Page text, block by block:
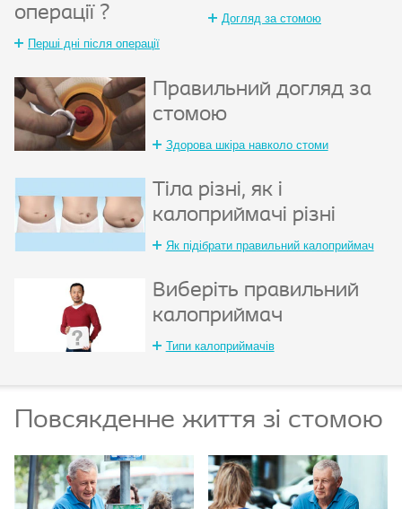
операції ?
Перші дні після операції
Догляд за стомою
Правильний догляд за
стомою
Здорова шкіра навколо стоми
Тіла різні, як і
калоприймачі різні
Як підібрати правильний калоприймач
Виберіть правильний
калоприймач
Типи калоприймачів
Повсякденне життя зі стомою